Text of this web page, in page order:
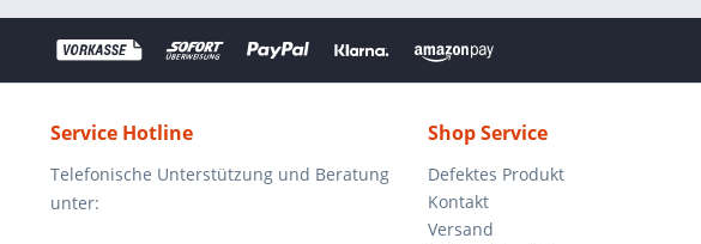
Service Hotline
Telefonische Unterstützung und Beratung
unter:
Shop Service
Defektes Produkt
Kontakt
Versand